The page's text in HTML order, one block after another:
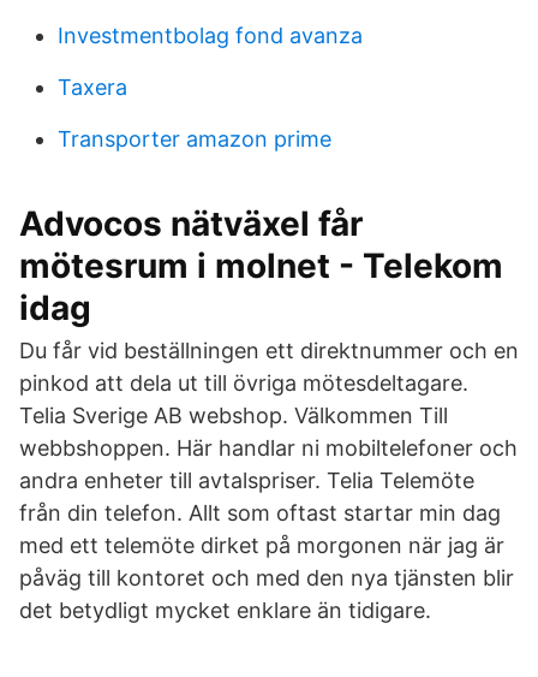
Investmentbolag fond avanza
Taxera
Transporter amazon prime
Advocos nätväxel får
mötesrum i molnet - Telekom
idag
Du får vid beställningen ett direktnummer och en
pinkod att dela ut till övriga mötesdeltagare.
Telia Sverige AB webshop. Välkommen Till
webbshoppen. Här handlar ni mobiltelefoner och
andra enheter till avtalspriser. Telia Telemöte
från din telefon. Allt som oftast startar min dag
med ett telemöte dirket på morgonen när jag är
påväg till kontoret och med den nya tjänsten blir
det betydligt mycket enklare än tidigare.